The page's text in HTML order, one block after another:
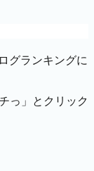
グランキングに
っ」とクリック